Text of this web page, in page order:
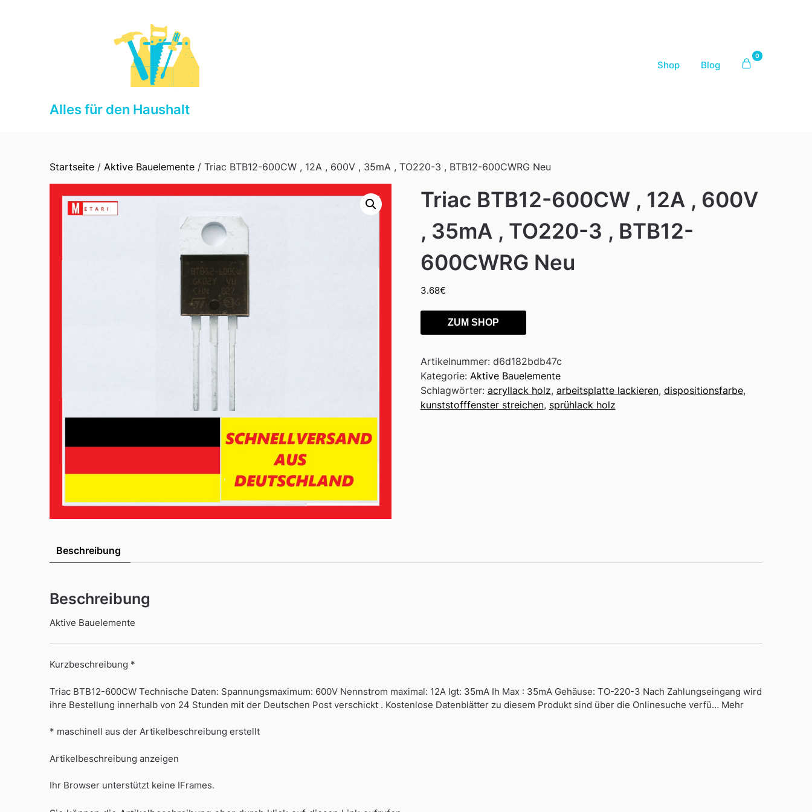
Alles für den Haushalt
Shop Blog
0
Startseite / Aktive Bauelemente / Triac BTB12-600CW , 12A , 600V , 35mA , TO220-3 , BTB12-600CWRG Neu
Triac BTB12-600CW , 12A , 600V
, 35mA , TO220-3 , BTB12-
600CWRG Neu
3.68€
ZUM SHOP
Artikelnummer: d6d182bdb47c
Kategorie: Aktive Bauelemente
Schlagwörter: acryllack holz, arbeitsplatte lackieren, dispositionsfarbe,
kunststofffenster streichen, sprühlack holz
Beschreibung
Beschreibung
Aktive Bauelemente
Kurzbeschreibung *
Triac BTB12-600CW Technische Daten: Spannungsmaximum: 600V Nennstrom maximal: 12A Igt: 35mA Ih Max : 35mA Gehäuse: TO-220-3 Nach Zahlungseingang wird
ihre Bestellung innerhalb von 24 Stunden mit der Deutschen Post verschickt . Kostenlose Datenblätter zu diesem Produkt sind über die Onlinesuche verfü… Mehr
* maschinell aus der Artikelbeschreibung erstellt
Artikelbeschreibung anzeigen
Ihr Browser unterstützt keine IFrames.